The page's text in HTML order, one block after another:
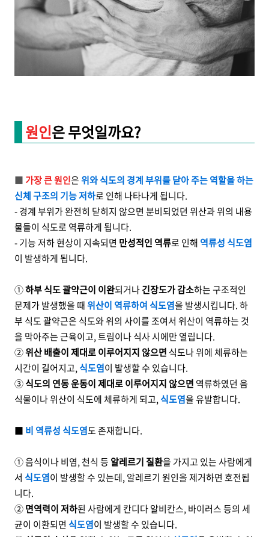
원인은 무엇일까요?
■ 가장 큰 원인은위와 식도의 경계 부위를 닫아 주는 역할을 하는
신체 구조의 기능 저하로 인해 나타나게 됩니다.
- 경계 부위가 완전히 닫히지 않으면 분비되었던 위산과 위의 내용
물들이 식도로 역류하게 됩니다.
- 기능 저하 현상이 지속되면 만성적인 역류로 인해 역류성 식도염
이 발생하게 됩니다.
①하부 식도 괄약근이 이완되거나긴장도가 감소하는 구조적인
문제가 발생했을 때위산이 역류하여 식도염을 발생시킵니다. 하
부 식도 괄약근은 식도와 위의 사이를 조여서 위산이 역류하는 것
을 막아주는 근육이고, 트림이나 식사 시에만 열립니다.
②위산 배출이 제대로 이루어지지 않으면 식도나 위에 체류하는
시간이 길어지고,식도염이 발생할 수 있습니다.
③식도의 연동 운동이 제대로 이루어지지 않으면 역류하였던 음
식물이나 위산이 식도에 체류하게 되고,식도염을 유발합니다.
■ 비 역류성 식도염도 존재합니다.
① 음식이나 비염, 천식 등 알레르기 질환을 가지고 있는 사람에게
서 식도염이 발생할 수 있는데, 알레르기 원인을 제거하면 호전됩
니다.
②면역력이 저하된 사람에게 칸디다 알비칸스, 바이러스 등의 세
균이 이환되면 식도염이 발생할 수 있습니다.